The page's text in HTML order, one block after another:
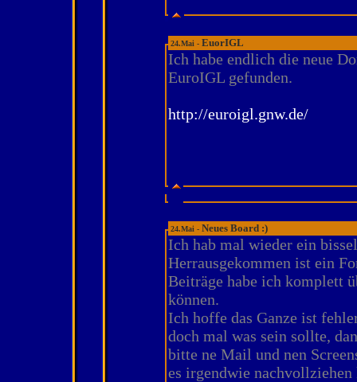
24.Mai - EuorIGL
Ich habe endlich die neue
EuroIGL gefunden.
http://euroigl.gnw.de/
24.Mai - Neues Board :)
Ich hab mal wieder ein
Herrausgekommen ist ein
Beiträge habe ich komplett
können.
Ich hoffe das Ganze ist
doch mal was sein sollte,
bitte ne Mail und nen
es irgendwie nachvollziehen